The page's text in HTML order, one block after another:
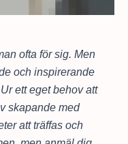
ofta för sig. Men
och inspirerande
ett eget behov att
skapande med
att träffas och